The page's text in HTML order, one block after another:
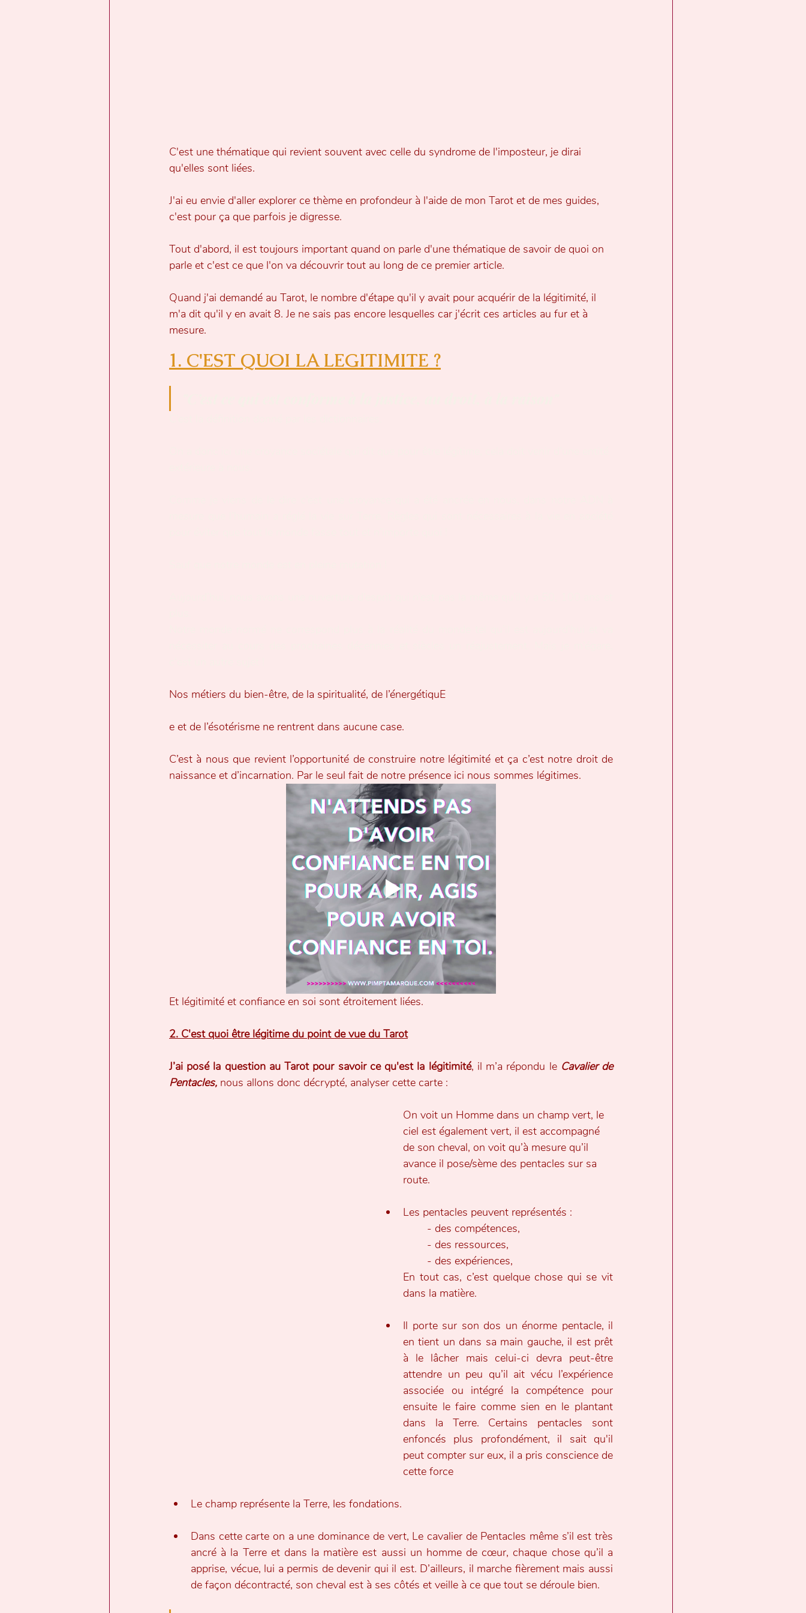
C'est une thématique qui revient souvent avec celle du syndrome de l'imposteur, je dirai
qu'elles sont liées.
J'ai eu envie d'aller explorer ce thème en profondeur à l'aide de mon Tarot et de mes guides,
c'est pour ça que parfois je digresse.
Tout d'abord, il est toujours important quand on parle d'une thématique de savoir de quoi on
parle et c'est ce que l'on va découvrir tout au long de ce premier article.
Quand j'ai demandé au Tarot, le nombre d'étape qu'il y avait pour acquérir de la légitimité, il
m'a dit qu'il y en avait 8. Je ne sais pas encore lesquelles car j'écrit ces articles au fur et à
mesure.
1. C'EST QUOI LA LEGITIMITE ?
Nos métiers du bien-être, de la spiritualité, de l’énergétiquE
e et de l’ésotérisme ne rentrent dans aucune case.
C’est à nous que revient l’opportunité de construire notre légitimité et ça c’est notre droit de
naissance et d’incarnation. Par le seul fait de notre présence ici nous sommes légitimes.
Et légitimité et confiance en soi sont étroitement liées.
2. C'est quoi être légitime du point de vue du Tarot
J’ai posé la question au Tarot pour savoir ce qu'est la légitimité, il m’a répondu le Cavalier de
Pentacles, nous allons donc décrypté, analyser cette carte :
On voit un Homme dans un champ vert, le
ciel est également vert, il est accompagné
de son cheval, on voit qu’à mesure qu’il
avance il pose/sème des pentacles sur sa
route.
Les pentacles peuvent représentés :
	- des compétences,
	- des ressources,
	- des expériences,
En tout cas, c’est quelque chose qui se vit
dans la matière.
Il porte sur son dos un énorme pentacle, il
en tient un dans sa main gauche, il est prêt
à le lâcher mais celui-ci devra peut-être
attendre un peu qu’il ait vécu l’expérience
associée ou intégré la compétence pour
ensuite le faire comme sien en le plantant
dans la Terre. Certains pentacles sont
enfoncés plus profondément, il sait qu'il
peut compter sur eux, il a pris conscience de
cette force
Le champ représente la Terre, les fondations.
Dans cette carte on a une dominance de vert, Le cavalier de Pentacles même s’il est très
ancré à la Terre et dans la matière est aussi un homme de cœur, chaque chose qu’il a
apprise, vécue, lui a permis de devenir qui il est. D’ailleurs, il marche fièrement mais aussi
de façon décontracté, son cheval est à ses côtés et veille à ce que tout se déroule bien.